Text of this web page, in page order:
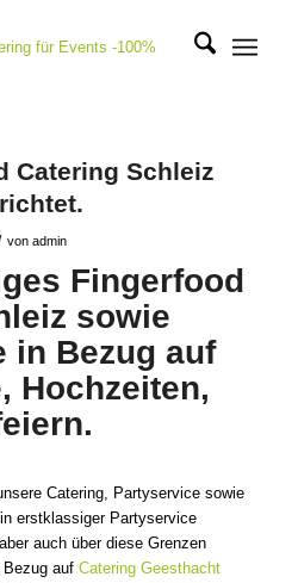
Catering Schleiz
von admin
Fingerfood
sowie
in Bezug auf
Hochzeiten,
Catering, Partyservice sowie
erstklassiger Partyservice
auch über diese Grenzen
auf Catering Geesthacht